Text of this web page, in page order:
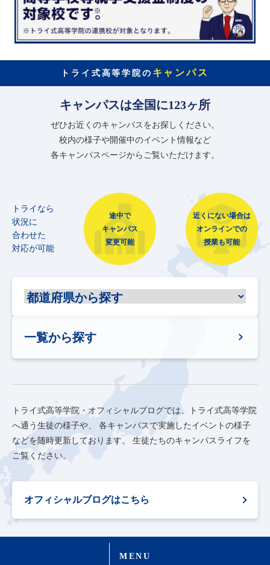
トライ式高等学院の キャンパス
キャンパスは全国に123ヶ所
ぜひお近くのキャンパスをお探しください。
校内の様子や開催中のイベント情報など
各キャンパスページからご覧いただけます。
トライなら
状況に
合わせた
対応が可能
途中で
キャンパス
変更可能
近くにない場合は
オンラインでの
授業も可能
一覧から探す
トライ式高等学院・オフィシャルブログでは、トライ式高等学院
へ通う生徒の様子や、
各キャンパスで実施したイベントの様子
などを随時更新しております。
生徒たちのキャンパスライフを
ご覧ください。
オフィシャルブログはこちら
MENU